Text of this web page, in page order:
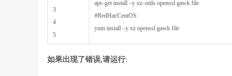
3
4
5
apt–get install –y xz–utils openssl gawk file
#RedHat/CentOS:
yum install –y xz openssl gawk file
如果出现了错误,请运行: